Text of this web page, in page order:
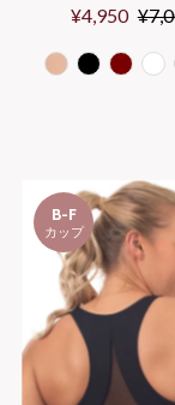
Sale
¥4,950
B-F
カップ